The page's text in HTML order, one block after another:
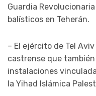
Guardia
balísticos en Teherán.
– El ejército de Tel
castrense que
instalaciones
la Yihad Islámica